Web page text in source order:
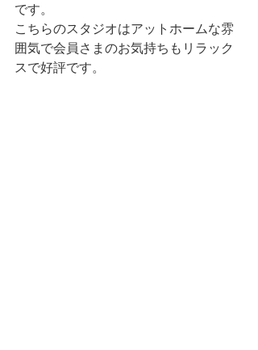
です。
こちらのスタジオはアットホームな雰
囲気で会員さまのお気持ちもリラック
スで好評です。